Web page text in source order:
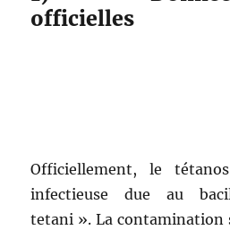
officielles
Officiellement, le
infectieuse due au
tetani ». La contamination